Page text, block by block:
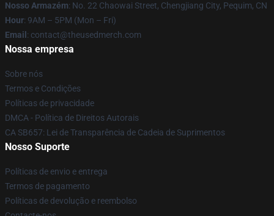
Nosso Armazém: No. 22 Chaowai Street, Chengjiang City, Pequim, CN
Hour: 9AM – 5PM (Mon – Fri)
Email : contact@theusedmerch.com
Nossa empresa
Sobre nós
Termos e Condições
Políticas de privacidade
DMCA - Política de Direitos Autorais
CA SB657: Lei de Transparência de Cadeia de Suprimentos
Nosso Suporte
Políticas de envio e entrega
Termos de pagamento
Políticas de devolução e reembolso